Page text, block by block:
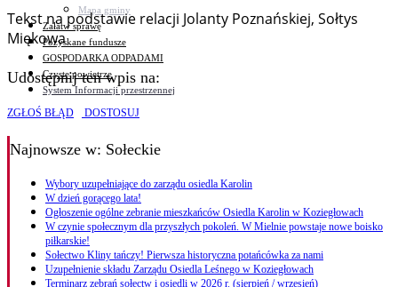
Mapa gminy
Załatw sprawę
Pozyskane fundusze
GOSPODARKA ODPADAMI
Czyste powietrze
System Informacji przestrzennej
Tekst na podstawie relacji Jolanty Poznańskiej, Sołtys
Miękowa
Udostępnij ten wpis na:
ZGŁOŚ BŁĄD DOSTOSUJ
Najnowsze w: Sołeckie
Wybory uzupełniające do zarządu osiedla Karolin
W dzień gorącego lata!
Ogłoszenie ogólne zebranie mieszkańców Osiedla Karolin w Koziegłowach
W czynie społecznym dla przyszłych pokoleń. W Mielnie powstaje nowe boisko
piłkarskie!
Sołectwo Kliny tańczy! Pierwsza historyczna potańcówka za nami
Uzupełnienie składu Zarządu Osiedla Leśnego w Koziegłowach
Terminarz zebrań sołectw i osiedli w 2026 r. (sierpień / wrzesień)